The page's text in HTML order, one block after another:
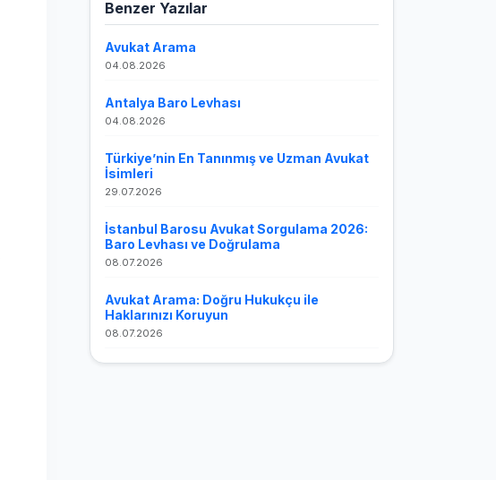
Benzer Yazılar
Avukat Arama
04.08.2026
Antalya Baro Levhası
04.08.2026
Türkiye’nin En Tanınmış ve Uzman Avukat
İsimleri
29.07.2026
İstanbul Barosu Avukat Sorgulama 2026:
Baro Levhası ve Doğrulama
08.07.2026
Avukat Arama: Doğru Hukukçu ile
Haklarınızı Koruyun
08.07.2026